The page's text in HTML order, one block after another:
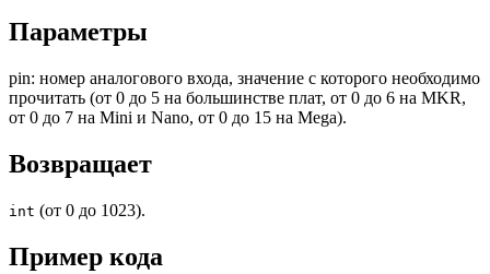
Параметры
pin: номер аналогового входа, значение с которого необходимо
прочитать (от 0 до 5 на большинстве плат, от 0 до 6 на MKR,
от 0 до 7 на Mini и Nano, от 0 до 15 на Mega).
Возвращает
int (от 0 до 1023).
Пример кода